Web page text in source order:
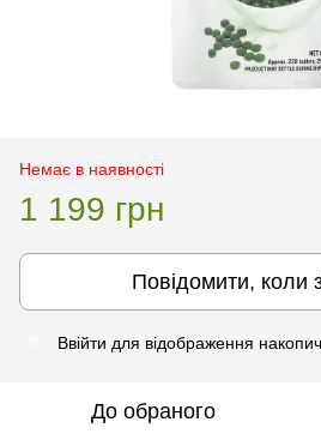
Немає в наявності
1 199 грн
Повідомити, коли
Ввійти для відображення
До обраного